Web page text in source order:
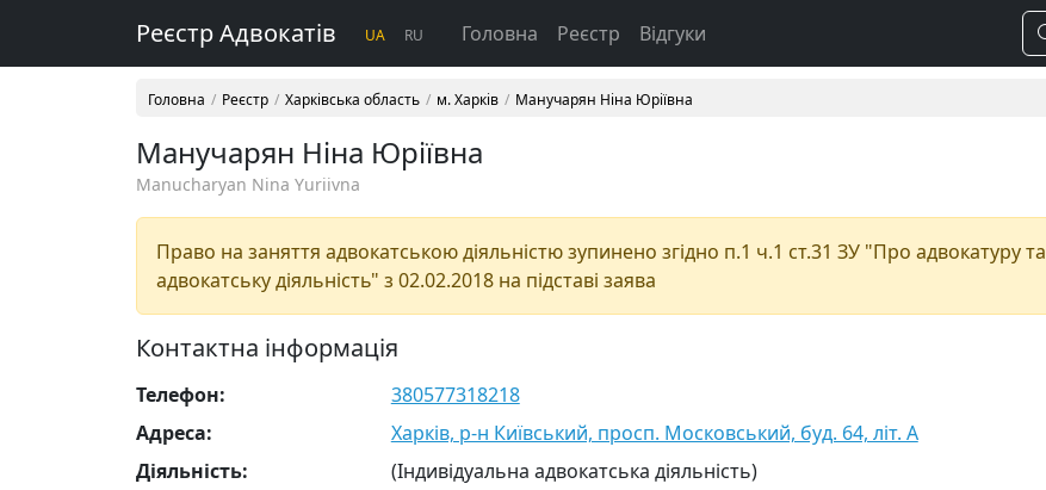
Реєстр Адвокатів UA RU Головна Реєстр Відгуки
Головна Реєстр Харківська область м. Харків Манучарян Ніна Юріївна
Манучарян Ніна Юріївна
Manucharyan Nina Yuriivna
Право на заняття адвокатською діяльністю зупинено згідно п.1 ч.1 ст.31 ЗУ "Про адвокатуру та
адвокатську діяльність" з 02.02.2018 на підставі заява
Контактна інформація
Телефон:
380577318218
Адреса:
Харків, р-н Київський, просп. Московський, буд. 64, літ. А
Діяльність:
(Індивідуальна адвокатська діяльність)